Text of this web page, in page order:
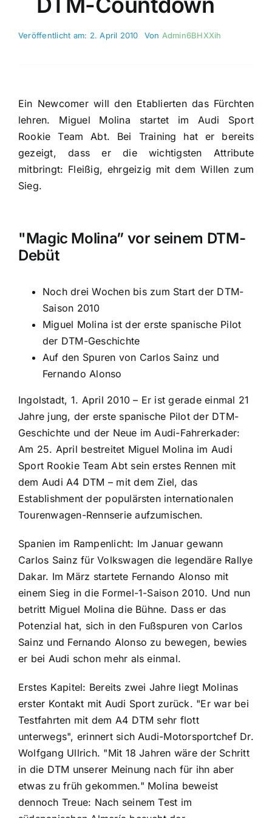
Veröffentlicht am: 2. April 2010 Von Admin6BHXXih
Ein Newcomer will den Etablierten das Fürchten
lehren. Miguel Molina startet im Audi Sport
Rookie Team Abt. Bei Training hat er bereits
gezeigt, dass er die wichtigsten Attribute
mitbringt: Fleißig, ehrgeizig mit dem Willen zum
Sieg.
"Magic Molina” vor seinem DTM-
Debüt
Noch drei Wochen bis zum Start der DTM-
Saison 2010
Miguel Molina ist der erste spanische Pilot
der DTM-Geschichte
Auf den Spuren von Carlos Sainz und
Fernando Alonso
Ingolstadt, 1. April 2010 – Er ist gerade einmal 21
Jahre jung, der erste spanische Pilot der DTM-
Geschichte und der Neue im Audi-Fahrerkader:
Am 25. April bestreitet Miguel Molina im Audi
Sport Rookie Team Abt sein erstes Rennen mit
dem Audi A4 DTM – mit dem Ziel, das
Establishment der populärsten internationalen
Tourenwagen-Rennserie aufzumischen.
Spanien im Rampenlicht: Im Januar gewann
Carlos Sainz für Volkswagen die legendäre Rallye
Dakar. Im März startete Fernando Alonso mit
einem Sieg in die Formel-1-Saison 2010. Und nun
betritt Miguel Molina die Bühne. Dass er das
Potenzial hat, sich in den Fußspuren von Carlos
Sainz und Fernando Alonso zu bewegen, bewies
er bei Audi schon mehr als einmal.
Erstes Kapitel: Bereits zwei Jahre liegt Molinas
erster Kontakt mit Audi Sport zurück. "Er war bei
Testfahrten mit dem A4 DTM sehr flott
unterwegs", erinnert sich Audi-Motorsportchef Dr.
Wolfgang Ullrich. "Mit 18 Jahren wäre der Schritt
in die DTM unserer Meinung nach für ihn aber
etwas zu früh gekommen." Molina beweist
dennoch Treue: Nach seinem Test im